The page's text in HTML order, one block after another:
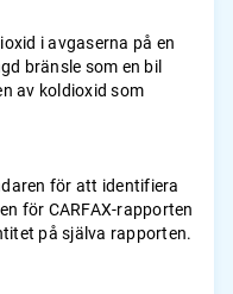
i avgaserna på en
bränsle som en bil
av koldioxid som
för att identifiera
för CARFAX-rapporten
på själva rapporten.